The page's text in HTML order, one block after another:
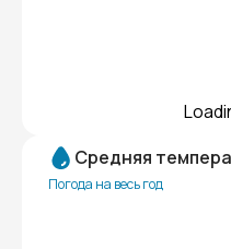
Средняя
Погода на весь год